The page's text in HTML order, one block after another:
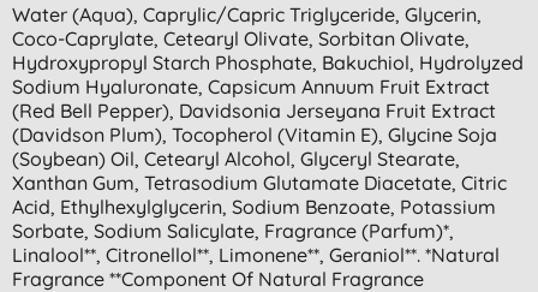
Water (aqua), Caprylic/capric Triglyceride, Glycerin,
Coco-Caprylate, Cetearyl Olivate, Sorbitan Olivate,
Hydroxypropyl Starch Phosphate, Bakuchiol, Hydrolyzed
Sodium Hyaluronate, Capsicum Annuum Fruit Extract
(red Bell Pepper), Davidsonia Jerseyana Fruit Extract
(davidson Plum), Tocopherol (vitamin E), Glycine Soja
(soybean) Oil, Cetearyl Alcohol, Glyceryl Stearate,
Xanthan Gum, Tetrasodium Glutamate Diacetate, Citric
Acid, Ethylhexylglycerin, Sodium Benzoate, Potassium
Sorbate, Sodium Salicylate, Fragrance (parfum)*,
Linalool**, Citronellol**, Limonene**, Geraniol**. *natural
Fragrance **component Of Natural Fragrance